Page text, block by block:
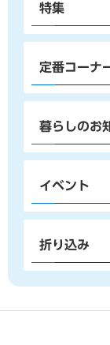
特集
定番コーナ
暮らしのお
イベント
折り込み